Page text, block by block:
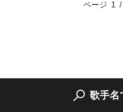
ページ 1
歌手名